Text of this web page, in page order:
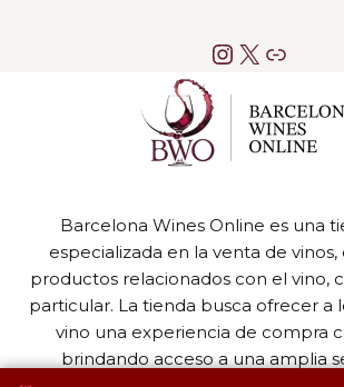
Barcelona Wines Online es una
especializada en la venta de vinos,
productos relacionados con el vino,
particular. La tienda busca ofrecer a
vino una experiencia de compra
brindando acceso a una amplia